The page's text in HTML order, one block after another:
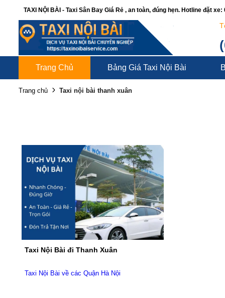
TAXI NỘI BÀI - Taxi Sân Bay Giá Rẻ , an toàn, đúng hẹn. Hotline đặt xe:
Trang Chủ Bảng Giá Taxi Nội Bài
Trang chủ Taxi nội bài thanh xuân
Taxi Nội Bài đi Thanh Xuân
Taxi Nội Bài về các Quận Hà Nội